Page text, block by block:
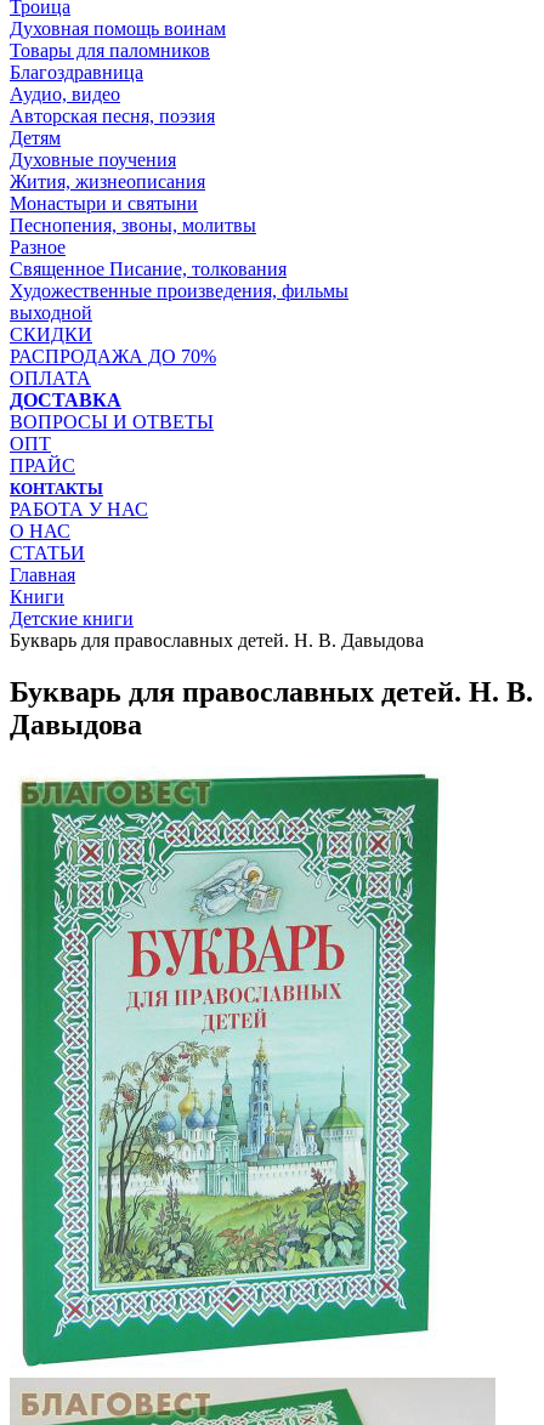
Троица
Духовная помощь воинам
Товары для паломников
Благоздравница
Аудио, видео
Авторская песня, поэзия
Детям
Духовные поучения
Жития, жизнеописания
Монастыри и святыни
Песнопения, звоны, молитвы
Разное
Священное Писание, толкования
Художественные произведения, фильмы
выходной
СКИДКИ
РАСПРОДАЖА ДО 70%
ОПЛАТА
ДОСТАВКА
ВОПРОСЫ И ОТВЕТЫ
ОПТ
ПРАЙС
КОНТАКТЫ
РАБОТА У НАС
О НАС
СТАТЬИ
Главная
Книги
Детские книги
Букварь для православных детей. Н. В. Давыдова
Букварь для православных детей. Н. В.
Давыдова